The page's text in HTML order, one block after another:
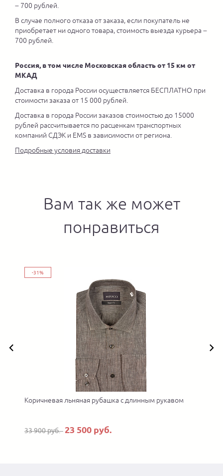
– 700 рублей.
В случае полного отказа от заказа, если покупатель не
приобретает ни одного товара, стоимость выезда курьера –
700 рублей.
Россия, в том числе Московская область от 15 км от
МКАД
Доставка в города России осуществляется БЕСПЛАТНО при
стоимости заказа от 15 000 рублей.
Доставка в города России заказов стоимостью до 15000
рублей рассчитывается по расценкам транспортных
компаний СДЭК и EMS в зависимости от региона.
Подробные условия доставки
Вам так же может
понравиться
-31%
Коричневая льняная рубашка с длинным рукавом
33 900 руб. 23 500 руб.